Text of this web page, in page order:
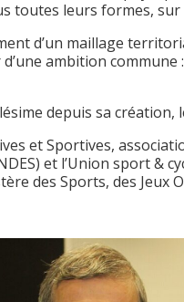
toutes leurs formes,
d’un maillage
ambition
depuis sa création,
et Sportives,
et l’Union sport &
des Sports, des Jeux